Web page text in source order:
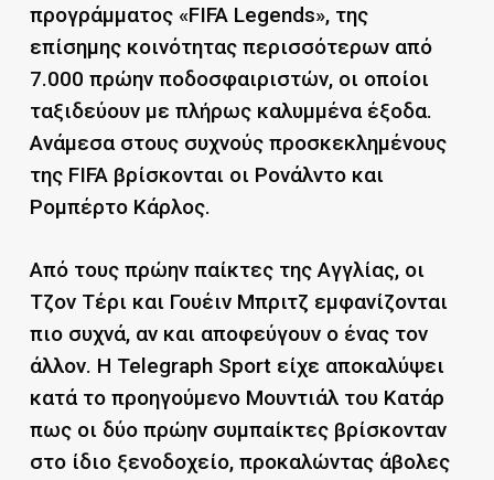
προγράμματος «FIFA Legends», της
επίσημης κοινότητας περισσότερων από
7.000 πρώην ποδοσφαιριστών, οι οποίοι
ταξιδεύουν με πλήρως καλυμμένα έξοδα.
Ανάμεσα στους συχνούς προσκεκλημένους
της FIFA βρίσκονται οι Ρονάλντο και
Ρομπέρτο Κάρλος.
Από τους πρώην παίκτες της Αγγλίας, οι
Τζον Τέρι και Γουέιν Μπριτζ εμφανίζονται
πιο συχνά, αν και αποφεύγουν ο ένας τον
άλλον. Η Telegraph Sport είχε αποκαλύψει
κατά το προηγούμενο Μουντιάλ του Κατάρ
πως οι δύο πρώην συμπαίκτες βρίσκονταν
στο ίδιο ξενοδοχείο, προκαλώντας άβολες